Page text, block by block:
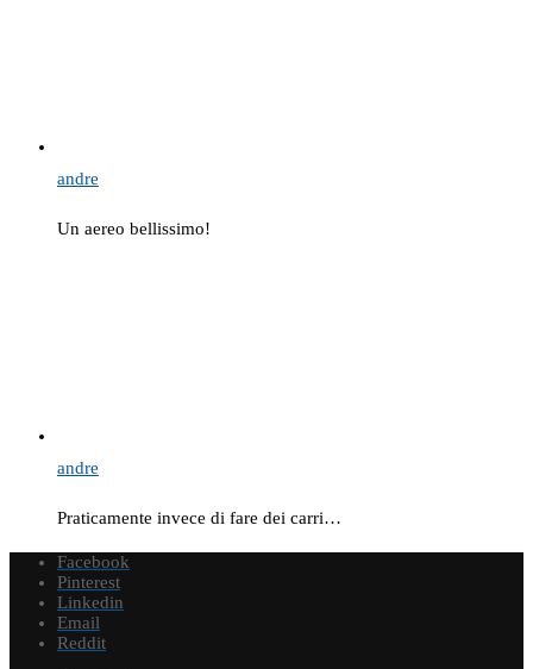
andre
Un aereo bellissimo!
andre
Praticamente invece di fare dei carri…
Facebook
Pinterest
Linkedin
Email
Reddit